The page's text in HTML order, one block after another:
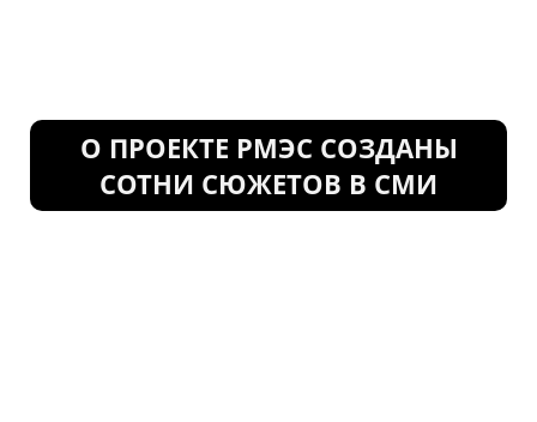
О ПРОЕКТЕ РМЭС СОЗДАНЫ
СОТНИ СЮЖЕТОВ В СМИ